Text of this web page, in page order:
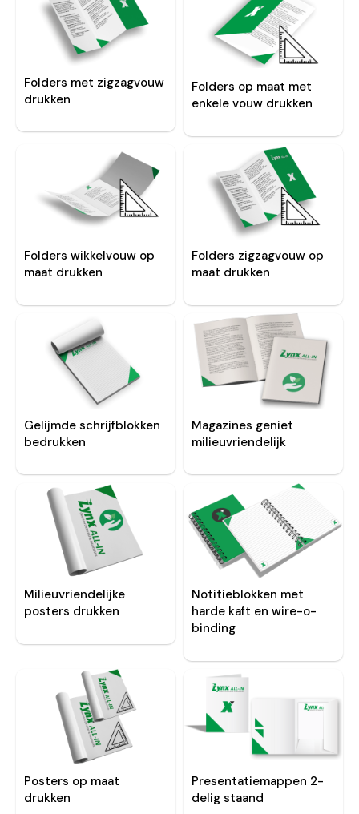
Folders met zigzagvouw
drukken
Folders op maat met
enkele vouw drukken
Folders wikkelvouw op
maat drukken
Folders zigzagvouw op
maat drukken
Gelijmde schrijfblokken
bedrukken
Magazines geniet
milieuvriendelijk
Milieuvriendelijke
posters drukken
Notitieblokken met
harde kaft en wire-o-
binding
Posters op maat
drukken
Presentatiemappen 2-
delig staand